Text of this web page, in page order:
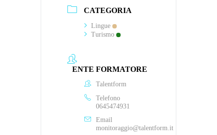
CATEGORIA
Lingue
Turismo
ENTE FORMATORE
Talentform
Telefono
0645474931
Email
monitoraggio@talentform.it